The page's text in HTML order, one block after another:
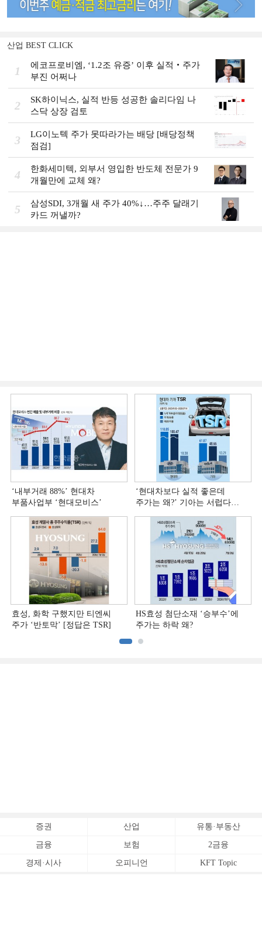
산업 BEST CLICK
1
에코프로비엠, ‘1.2조 유증’ 이후 실적‧주가
부진 어쩌나
2
SK하이닉스, 실적 반등 성공한 솔리다임 나
스닥 상장 검토
3
LG이노텍 주가 못따라가는 배당 [배당정책
점검]
4
한화세미텍, 외부서 영입한 반도체 전문가 9
개월만에 교체 왜?
5
삼성SDI, 3개월 새 주가 40%↓…주주 달래기
카드 꺼낼까?
‘내부거래 88%ʼ 현대차
부품사업부 ‘현대모비스ʼ
‘현대차보다 실적 좋은데
주가는 왜?ʼ 기아는 서럽다
효성, 화학 구했지만 티엔씨
주가 ‘반토막’ [정답은 TSR]
HS효성 첨단소재 ‘승부수’에
주가는 하락 왜?
증권 산업 유통·부동산
금융 보험 2금융
경제·시사 오피니언 KFT Topic